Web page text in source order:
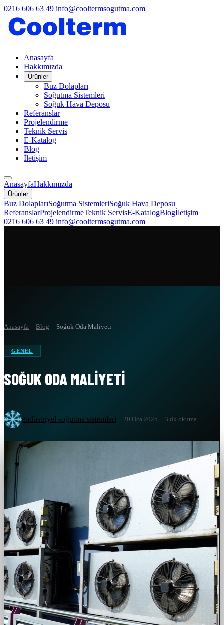
0216 606 63 49 info@cooltermsogutma.com
Anasayfa
Hakkımızda
Ürünler
Buz Dolapları
Soğutma Sistemleri
Soğuk Hava Deposu
Referanslar
Projelendirme
Teknik Servis
E-Katalog
Blog
İletişim
AnasayfaHakkımızda
Ürünler
Buz DolaplarıSoğutma SistemleriSoğuk Hava Deposu
ReferanslarProjelendirmeTeknik ServisE-KatalogBlogİletişim
0216 606 63 49 info@cooltermsogutma.com
Anasayfa Blog Soğuk Oda Maliyeti
GENEL
SOĞUK ODA MALIYETI
endüstriyel soğutma sistemleri 20 Oca 2025 3 dk okuma